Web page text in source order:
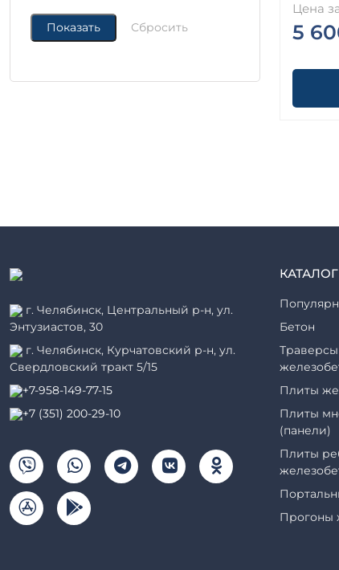
Цена
5
г. Челябинск, Центральный р-н, ул.
Энтузиастов, 30
г. Челябинск, Курчатовский р-н, ул.
Свердловский тракт 5/15
+7-958-149-77-15
+7 (351) 200-29-10
Бетон
Траверсы
Плиты
Плиты
(панели)
Плиты
Прогоны